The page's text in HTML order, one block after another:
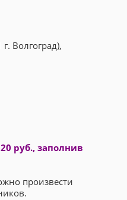
Волгоград),
руб., заполнив
произвести